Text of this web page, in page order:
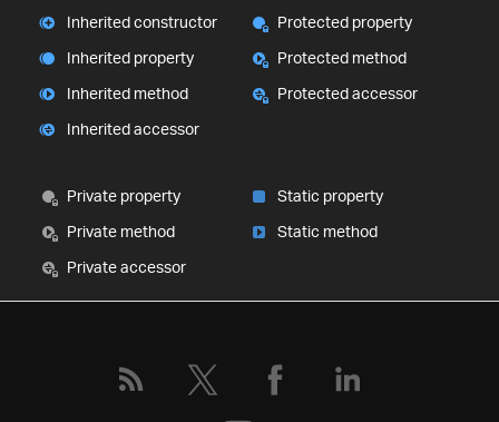
Inherited constructor
Inherited property
Inherited method
Inherited accessor
Protected property
Protected method
Protected accessor
Private property
Private method
Private accessor
Static property
Static method